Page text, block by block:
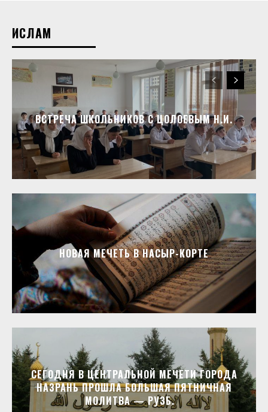
ИСЛАМ
ВСТРЕЧА ШКОЛЬНИКОВ С ЦОЛОЕВЫМ Н.И.
НОВАЯ МЕЧЕТЬ В НАСЫР-КОРТЕ
СЕГОДНЯ В ЦЕНТРАЛЬНОЙ МЕЧЕТИ ГОРОДА
НАЗРАНЬ ПРОШЛА БОЛЬШАЯ ПЯТНИЧНАЯ
МОЛИТВА — РУЗБ.⁣⁣⠀